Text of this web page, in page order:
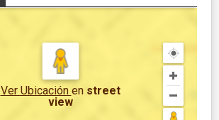
Ver Ubicación en street
view